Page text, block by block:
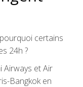
certains
24h ?
Airways et Air
Bangkok en